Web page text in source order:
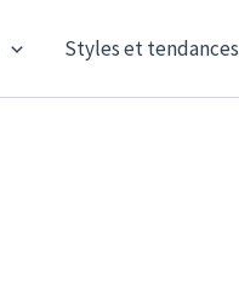
Styles et tendances